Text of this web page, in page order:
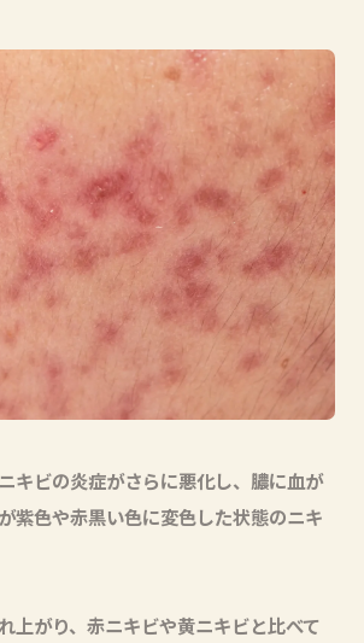
キビの炎症がさらに悪化し、膿に血が
紫色や赤黒い色に変色した状態のニキ
上がり、赤ニキビや黄ニキビと比べて